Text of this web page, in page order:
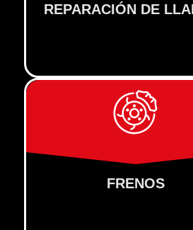
REPARACIÓN DE
FRENOS